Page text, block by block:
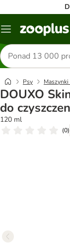
Menu
Szukaj
produktów
Psy
DOUXO
do
120 ml
(0)